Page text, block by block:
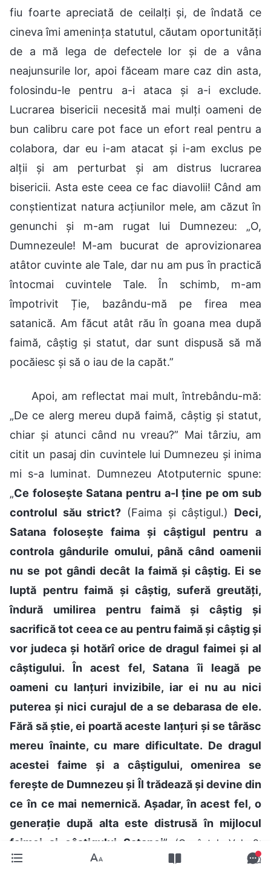
fiu foarte apreciată de ceilalți și, de îndată ce
cineva îmi amenința statutul, căutam oportunități
de a mă lega de defectele lor și de a vâna
neajunsurile lor, apoi făceam mare caz din asta,
folosindu-le pentru a-i ataca și a-i exclude.
Lucrarea bisericii necesită mai mulți oameni de
bun calibru care pot face un efort real pentru a
colabora, dar eu i-am atacat și i-am exclus pe
alții și am perturbat și am distrus lucrarea
bisericii. Asta este ceea ce fac diavolii! Când am
conștientizat natura acțiunilor mele, am căzut în
genunchi și m-am rugat lui Dumnezeu: „O,
Dumnezeule! M-am bucurat de aprovizionarea
atâtor cuvinte ale Tale, dar nu am pus în practică
întocmai cuvintele Tale. În schimb, m-am
împotrivit Ție, bazându-mă pe firea mea
satanică. Am făcut atât rău în goana mea după
faimă, câștig și statut, dar sunt dispusă să mă
pocăiesc și să o iau de la capăt.”
Apoi, am reflectat mai mult, întrebându-mă:
„De ce alerg mereu după faimă, câștig și statut,
chiar și atunci când nu vreau?” Mai târziu, am
citit un pasaj din cuvintele lui Dumnezeu și inima
mi s-a luminat. Dumnezeu Atotputernic spune:
„Ce folosește Satana pentru a-l ține pe om sub
controlul său strict? (Faima și câștigul.) Deci,
Satana folosește faima și câștigul pentru a
controla gândurile omului, până când oamenii
nu se pot gândi decât la faimă și câștig. Ei se
luptă pentru faimă și câștig, suferă greutăți,
îndură umilirea pentru faimă și câștig și
sacrifică tot ceea ce au pentru faimă și câștig și
vor judeca și hotărî orice de dragul faimei și al
câștigului. În acest fel, Satana îi leagă pe
oameni cu lanțuri invizibile, iar ei nu au nici
puterea și nici curajul de a se debarasa de ele.
Fără să știe, ei poartă aceste lanțuri și se târăsc
mereu înainte, cu mare dificultate. De dragul
acestei faime și a câștigului, omenirea se
ferește de Dumnezeu și Îl trădează și devine din
ce în ce mai nemernică. Așadar, în acest fel, o
generație după alta este distrusă în mijlocul
faimei și câștigului Satanei”
(Cuvântul, Vol. 2:
Despre a-L cunoaște pe Dumnezeu, „Dumnezeu Însuși,